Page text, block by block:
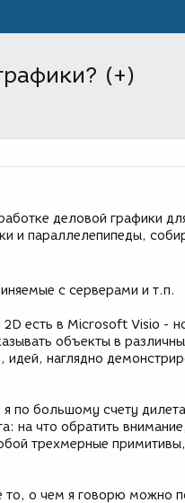
(+)
деловой графики
и параллелепипеды,
с серверами и т.п.
есть в Microsoft Visio -
объекты в
наглядно
по большому счету
на что обратить
трехмерные
о чем я говорю можно